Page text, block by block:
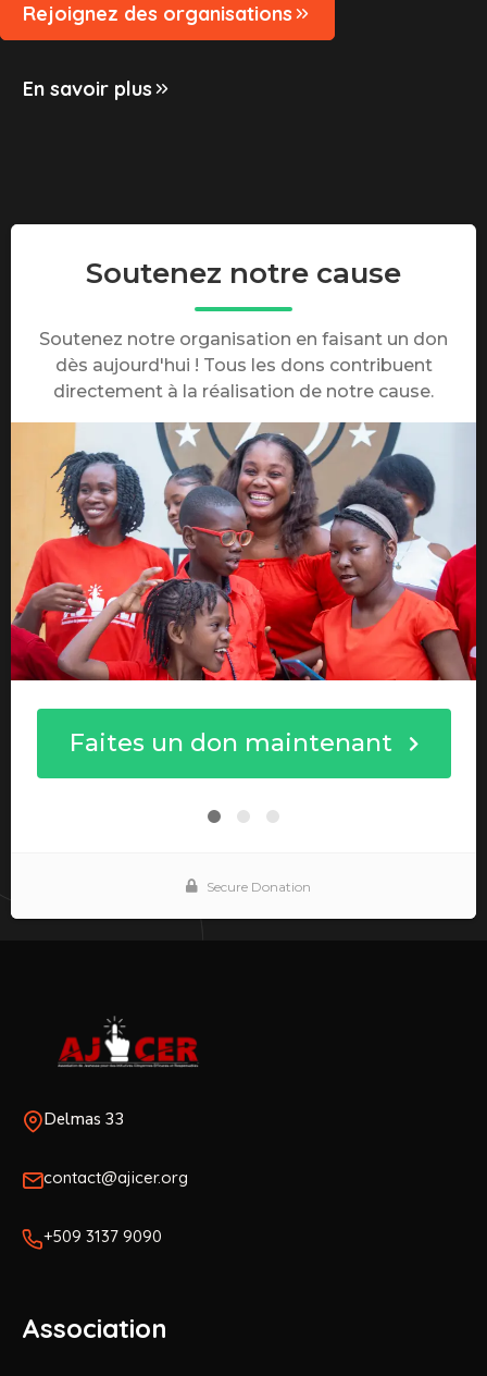
Rejoignez des organisations
En savoir plus
Delmas 33
contact@ajicer.org
+509 3137 9090
Association